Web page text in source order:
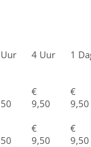
4 Uur 1
€
9,50
€
9,50
€
9,50
€
9,50